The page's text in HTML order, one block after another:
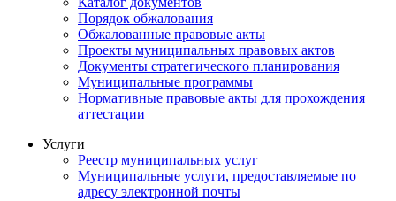
Порядок обжалования
Обжалованные правовые акты
Проекты муниципальных правовых актов
Документы стратегического планирования
Муниципальные программы
Нормативные правовые акты для прохождения
аттестации
Услуги
Реестр муниципальных услуг
Муниципальные услуги, предоставляемые по
адресу электронной почты